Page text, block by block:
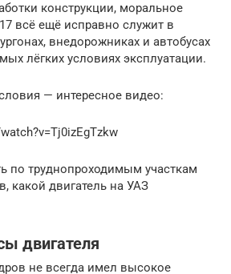
конструкции, моральное
всё ещё исправно служит в
внедорожниках и автобусах
лёгких условиях эксплуатации.
— интересное видео:
по труднопроходимым участкам
какой двигатель на УАЗ
двигателя
не всегда имел высокое